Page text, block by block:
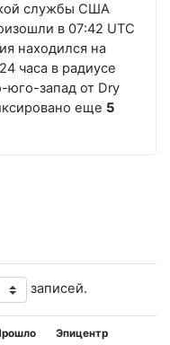
службы США
в 07:42 UTC
находился на
часа в радиусе
запад от Dry
еще 5
записей.
Эпицентр